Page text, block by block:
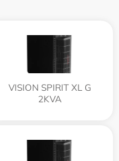
VISION SPIRIT XL G
2KVA